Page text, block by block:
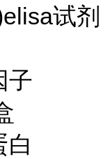
试剂
子
白